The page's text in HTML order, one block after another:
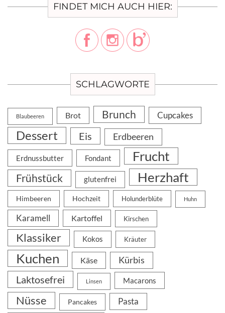
FINDET MICH AUCH HIER:
SCHLAGWORTE
Blaubeeren Brot Brunch Cupcakes
Dessert Eis Erdbeeren
Erdnussbutter Fondant Frucht
Frühstück glutenfrei Herzhaft
Himbeeren Hochzeit Holunderblüte Huhn
Karamell Kartoffel Kirschen
Klassiker Kokos Kräuter
Kuchen Käse Kürbis
Laktosefrei Linsen Macarons
Nüsse Pancakes Pasta